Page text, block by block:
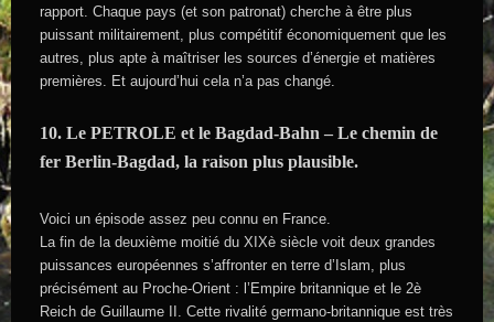
rapport. Chaque pays (et son patronat) cherche à être plus
puissant militairement, plus compétitif économiquement que les
autres, plus apte à maîtriser les sources d’énergie et matières
premières. Et aujourd’hui cela n’a pas changé.
10. Le PETROLE et le Bagdad-Bahn – Le chemin de
fer Berlin-Bagdad, la raison plus plausible.
Voici un épisode assez peu connu en France.
La fin de la deuxième moitié du XIXè siècle voit deux grandes
puissances européennes s’affronter en terre d’Islam, plus
précisément au Proche-Orient : l’Empire britannique et le 2è
Reich de Guillaume II. Cette rivalité germano-britannique est très